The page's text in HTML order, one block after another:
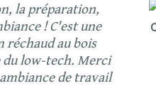
la préparation,
! C'est une
au bois
low-tech. Merci
de travail